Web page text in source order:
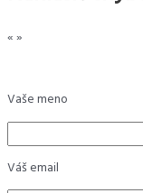
«»
Vaše meno
Váš email